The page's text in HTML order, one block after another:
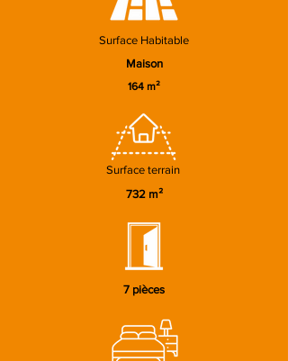
Surface Habitable
Maison
164 m²
Surface terrain
732 m²
7 pièces